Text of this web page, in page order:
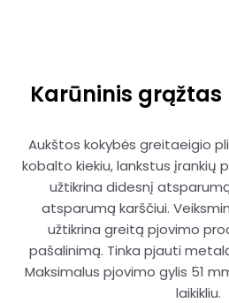
Karūninis grąžtas
Aukštos kokybės greitaeigio
kobalto kiekiu, lankstus įrankių
užtikrina didesnį
atsparumą karščiui.
užtikrina greitą pjovimo
pašalinimą. Tinka pjauti
Maksimalus pjovimo gylis 51
laikikliu.